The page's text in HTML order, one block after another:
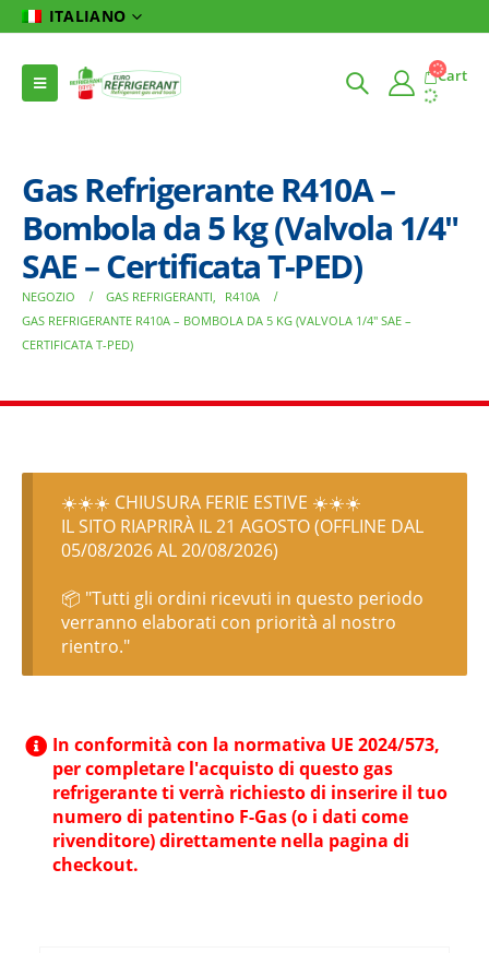
ITALIANO
Cart
Gas Refrigerante R410A –
Bombola da 5 kg (Valvola 1/4″
SAE – Certificata T-PED)
NEGOZIO GAS REFRIGERANTI,
R410A
GAS REFRIGERANTE R410A – BOMBOLA DA 5 KG (VALVOLA 1/4″ SAE –
CERTIFICATA T-PED)
☀️☀️☀️ CHIUSURA FERIE ESTIVE ☀️☀️☀️
IL SITO RIAPRIRÀ IL 21 AGOSTO (OFFLINE DAL
05/08/2026 AL 20/08/2026)
📦 "Tutti gli ordini ricevuti in questo periodo
verranno elaborati con priorità al nostro
rientro."
In conformità con la normativa UE 2024/573,
per completare l'acquisto di questo gas
refrigerante ti verrà richiesto di inserire il tuo
numero di patentino F-Gas (o i dati come
rivenditore) direttamente nella pagina di
checkout.